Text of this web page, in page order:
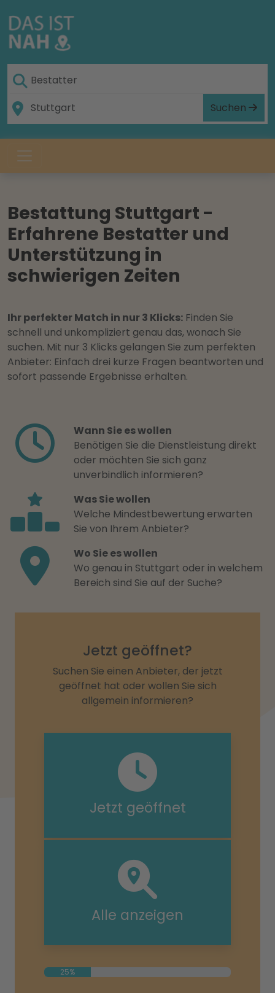
Suchen
Bestattung Stuttgart -
Erfahrene Bestatter und
Unterstützung in
schwierigen Zeiten
Ihr perfekter Match in nur 3 Klicks: Finden Sie
schnell und unkompliziert genau das, wonach Sie
suchen. Mit nur 3 Klicks gelangen Sie zum perfekten
Anbieter: Einfach drei kurze Fragen beantworten und
sofort passende Ergebnisse erhalten.
Wann Sie es wollen
Benötigen Sie die Dienstleistung direkt
oder möchten Sie sich ganz
unverbindlich informieren?
Was Sie wollen
Welche Mindestbewertung erwarten
Sie von Ihrem Anbieter?
Wo Sie es wollen
Wo genau in Stuttgart oder in welchem
Bereich sind Sie auf der Suche?
Jetzt geöffnet?
Suchen Sie einen Anbieter, der jetzt
geöffnet hat oder wollen Sie sich
allgemein informieren?
Jetzt geöffnet
Alle anzeigen
25%